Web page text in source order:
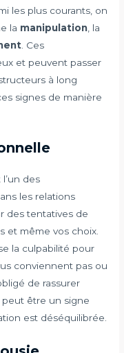
les plus courants, on
la manipulation, la
. Ces
et peuvent passer
à long
signes de manière
l’un des
les relations
des tentatives de
et même vos choix.
la culpabilité pour
conviennent pas ou
de rassurer
peut être un signe
est déséquilibrée.